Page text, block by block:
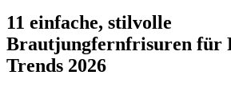
11 einfache, stilvolle
Brautjungfernfrisuren für
Trends 2026